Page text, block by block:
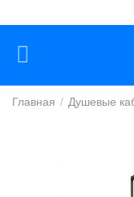
Главная / Душевые